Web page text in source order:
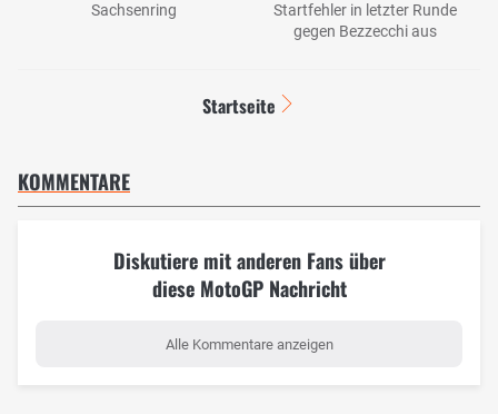
Sachsenring
Startfehler in letzter Runde
gegen Bezzecchi aus
Startseite
KOMMENTARE
Diskutiere mit anderen Fans über
diese MotoGP Nachricht
Alle Kommentare anzeigen